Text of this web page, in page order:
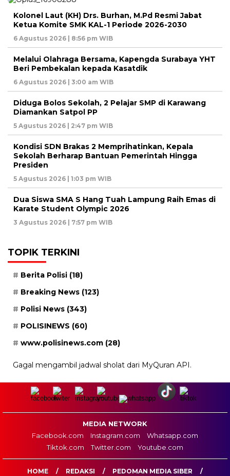
Kolonel Laut (KH) Drs. Burhan, M.Pd Resmi Jabat
Ketua Komite SMK KAL-1 Periode 2026-2030
6 Agustus 2026 | 8:56 pm WIB
Melalui Olahraga Bersama, Kapengda Surabaya YHT
Beri Pembekalan kepada Kasatdik
6 Agustus 2026 | 3:00 am WIB
Diduga Bolos Sekolah, 2 Pelajar SMP di Karawang
Diamankan Satpol PP
5 Agustus 2026 | 2:47 pm WIB
Kondisi SDN Brakas 2 Memprihatinkan, Kepala
Sekolah Berharap Bantuan Pemerintah Hingga
Presiden
5 Agustus 2026 | 1:03 pm WIB
Dua Siswa SMA S Hang Tuah Lampung Raih Emas di
Karate Student Olympic 2026
3 Agustus 2026 | 7:57 pm WIB
TOPIK TERKINI
Berita Polisi (18)
Breaking News (123)
Polisi News (343)
POLISINEWS (60)
www.polisinews.com (28)
Gagal mengambil jadwal sholat dari MyQuran API.
MEDIA NETWORK
Facebook.com
Instagram.com
Whatsapp.com
Tiktok.com
Twitter.com Youtube.com
HOME REDAKSI PEDOMAN MEDIA SIBER